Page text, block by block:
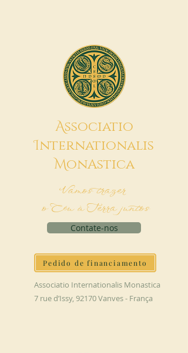
Associatio
Internationalis
MonAstica
Vamos trazer
o Céu à Terra juntos
Contate-nos
Pedido de financiamento
Associatio Internationalis Monastica
7 rue d’Issy, 92170 Vanves - França